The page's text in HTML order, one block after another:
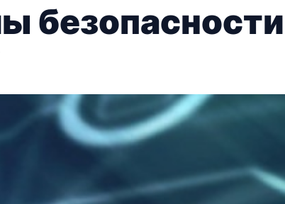
безопасности